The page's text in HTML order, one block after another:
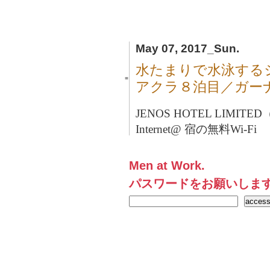
May 07, 2017_Sun.
■
水たまりで水泳する
アクラ８泊目／ガー
JENOS HOTEL LIMITED
Internet@ 宿の無料Wi-Fi
Men at Work.
パスワードをお願いしま